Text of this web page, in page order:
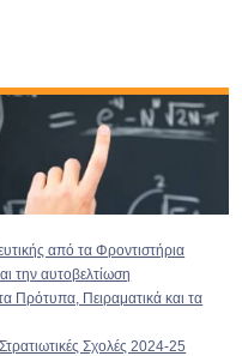
από τα Φροντιστήρια
την αυτοβελτίωση
Πρότυπα, Πειραματικά και τα
Σχολές 2024-25